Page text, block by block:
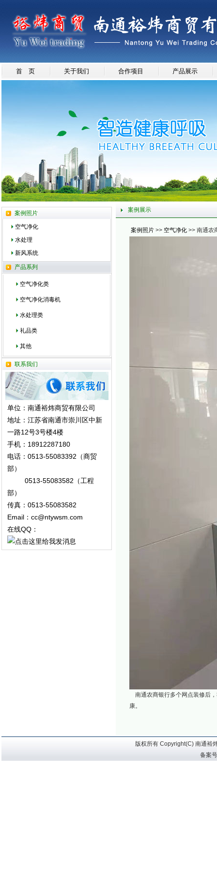
首 页 关于我们 合作项目 产品展示
案例照片
空气净化
水处理
新风系统
产品系列
空气净化类
空气净化消毒机
水处理类
礼品类
其他
联系我们
单位：南通裕炜商贸有限公司
地址：江苏省南通市崇川区中新
一路12号3号楼4楼
手机：18912287180
电话：0513-55083392（商贸
部）
0513-55083582（工程
部）
传真：0513-55083582
Email：cc@ntywsm.com
在线QQ：
案例展示
案例照片>> 空气净化>> 南通农
南通农商银行多个网点装修后
康。
版权所有 Copyright(C) 南通
备案